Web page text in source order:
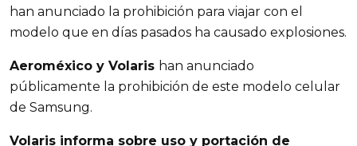
han anunciado la prohibición para viajar con el
modelo que en días pasados ha causado explosiones.
Aeroméxico y Volaris han anunciado
públicamente la prohibición de este modelo celular
de Samsung.
Volaris informa sobre uso y portación de